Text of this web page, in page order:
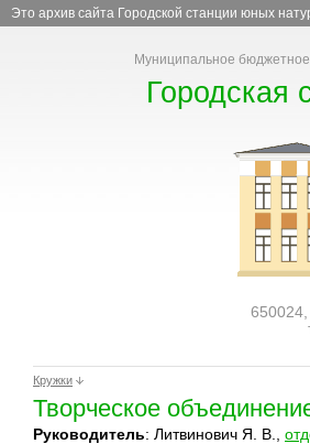
Это архив сайта Городской станции юных
Муниципальное
Городская
Кружки
Творческое
Руководитель: Литвинович Я. В.,